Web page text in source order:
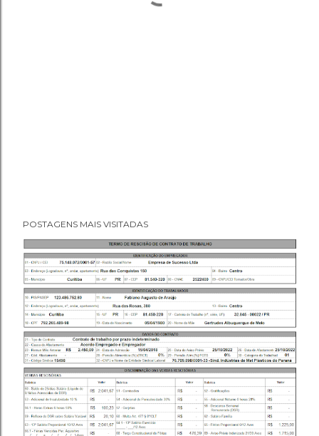
POSTAGENS MAIS VISITADAS